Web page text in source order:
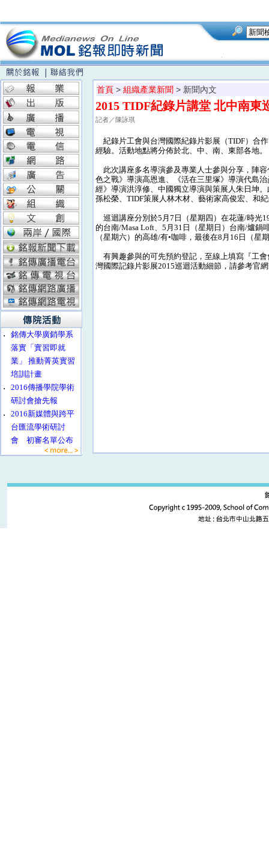
‧
銘傳大學廣銷學系
落實「實習即就
業」 推動菁英實習
培訓計畫
‧
2016傳播學院學術
研討會搶先報
‧
2016新媒體與跨平
台匯流學術研討
會 初審名單公布
首頁 > 組織產業新聞 > 新聞內文
2015 TIDF紀錄片講堂 北中南東
記者／陳詠琪
紀錄片工會與台灣國際紀錄片影展（TIDF）合
經驗。活動地點將分佈於北、中、南、東部各地。
此次講座多名導演參及專業人士參與分享，陣容
色之戰》導演高恩進、《活在三里塚》導演代島
經》導演洪淳修、中國獨立導演與策展人朱日坤
孫松榮、TIDF策展人林木材、藝術家高俊宏、和
巡迴講座分別於5月7日（星期四）在花蓮/時光
的台南/Masa Loft、5月31日（星期日）台南/爐鍋
（星期六）的高雄/有•咖啡，最後在8月16日（
有興趣參與的可先預約登記，至線上填寫『工
灣國際記錄片影展2015巡迴活動細節，請參考官